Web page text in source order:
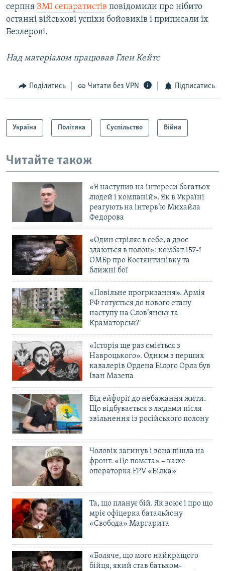
серпня ЗМІ сепаратистів повідомили про нібито
останні військові успіхи бойовиків і приписали їх
Безлерові.
Над матеріалом працював Глен Кейтс
Поділитись Читати без VPN Підписатись
Україна Політика Суспільство Війна
Читайте також
«Я наступив на інтереси багатьох
людей і компаній». Як в Україні
реагують на інтерв’ю Михайла
Федорова
«Один стріляє в себе, а двоє
здаються в полон»: комбат 157-ї
ОМБр про Костянтинівку та
ближні бої
«Повільне прогризання». Армія
РФ готується до нового етапу
наступу на Слов’янськ та
Краматорськ?
«Історія ще раз сміється з
Навроцького». Одним з перших
кавалерів Ордена Білого Орла був
Іван Мазепа
Від ейфорії до небажання жити.
Що відбувається з людьми після
звільнення із російського полону
Чоловік загинув і вона пішла на
фронт. «Це помста» – каже
операторка FPV «Білка»
Та, що планує бій. Як воює і про що
мріє офіцерка батальйону
«Свобода» Маргарита
«Боляче, що мого найкращого
бійця, який став батьком-